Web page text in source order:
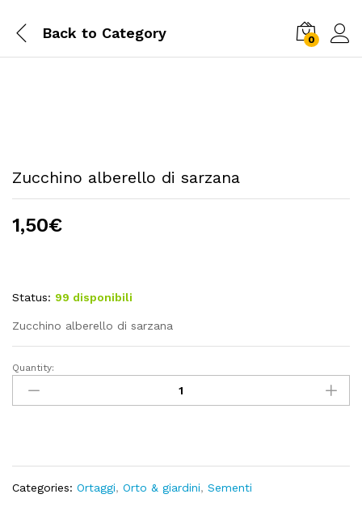
Back to Category 0
Zucchino alberello di sarzana
1,50€
Status: 99 disponibili
Zucchino alberello di sarzana
Zucchino
alberello
di
Quantity:
Categories: Ortaggi, Orto & giardini, Sementi